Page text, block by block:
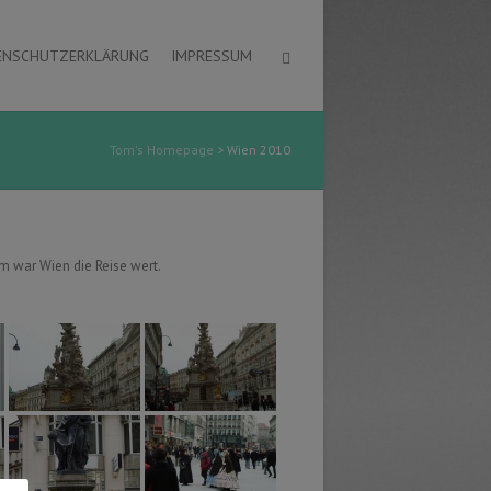
IMPRESSUM
Tom's Homepage > Wien 2010
war Wien die Reise wert.